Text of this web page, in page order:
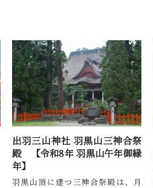
（国宝）羽黒山 五重塔 【12年
分のご利益！ 令和８年「羽黒
山午年御縁年」】
羽黒山参道、一の坂上り口の杉並木